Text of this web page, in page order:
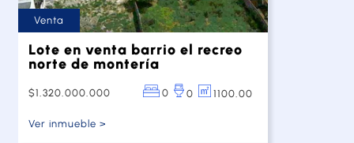
Venta
Lote en venta barrio el recreo
norte de montería
$1.320.000.000 0 0 1100.00
Ver inmueble >